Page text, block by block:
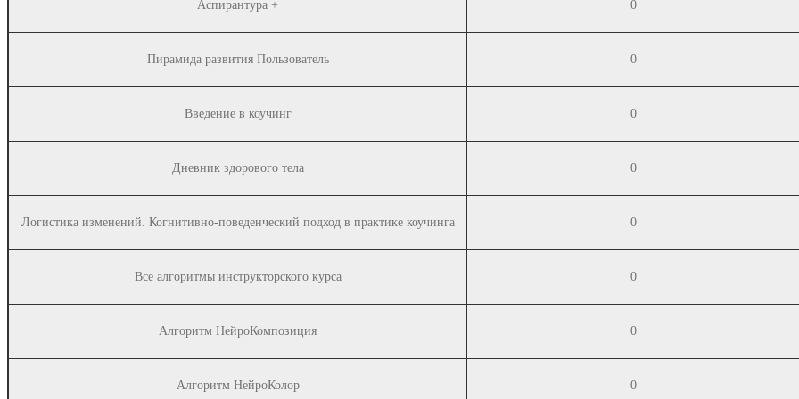
Аспирантура + 0
Пирамида развития Пользователь 0
Введение в коучинг 0
Дневник здорового тела 0
Логистика изменений. Когнитивно-поведенческий подход в практике коучинга 0
Все алгоритмы инструкторского курса 0
Алгоритм НейроКомпозиция 0
Алгоритм НейроКолор 0